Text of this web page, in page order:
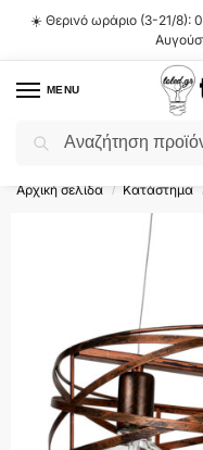
☀️ Θερινό ωράριο (3-21/8):
MENU
Flash Sale ⚡ 10%
Αρχική σελίδα / Κατάστημα